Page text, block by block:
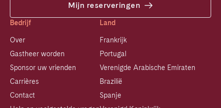
Mijn reserveringen
Bedrijf
Over
Gastheer worden
Sponsor uw vrienden
Carrières
Contact
Land
Frankrijk
Portugal
Verenigde Arabische Emiraten
Brazilië
Spanje